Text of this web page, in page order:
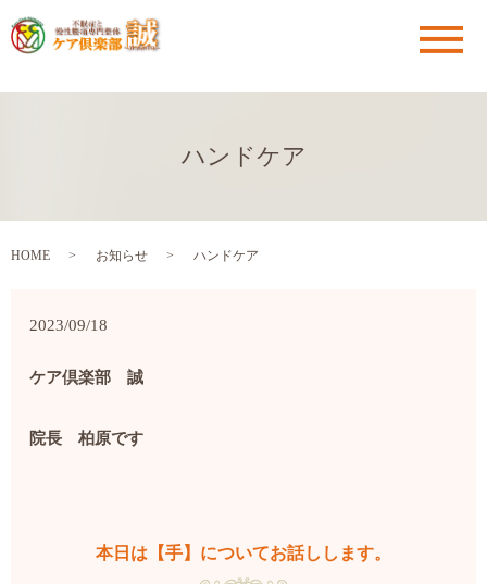
メ
ハンドケア
HOME お知らせ ハンドケア
2023/09/18
ケア倶楽部 誠
院長 柏原です
本日は【手】についてお話しします。